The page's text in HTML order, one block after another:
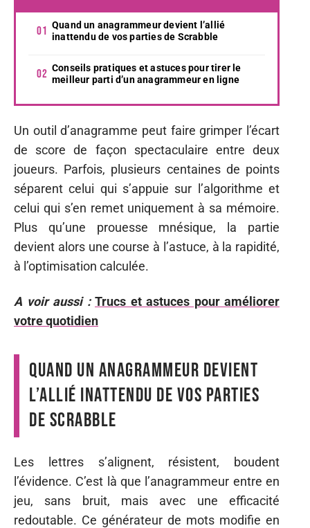
Quand un anagrammeur devient l’allié
inattendu de vos parties de Scrabble
Conseils pratiques et astuces pour tirer le
meilleur parti d’un anagrammeur en ligne
Un outil d’anagramme peut faire grimper l’écart
de score de façon spectaculaire entre deux
joueurs. Parfois, plusieurs centaines de points
séparent celui qui s’appuie sur l’algorithme et
celui qui s’en remet uniquement à sa mémoire.
Plus qu’une prouesse mnésique, la partie
devient alors une course à l’astuce, à la rapidité,
à l’optimisation calculée.
A voir aussi : Trucs et astuces pour améliorer
votre quotidien
Quand un anagrammeur devient
l’allié inattendu de vos parties
de Scrabble
Les lettres s’alignent, résistent, boudent
l’évidence. C’est là que l’anagrammeur entre en
jeu, sans bruit, mais avec une efficacité
redoutable. Ce générateur de mots modifie en